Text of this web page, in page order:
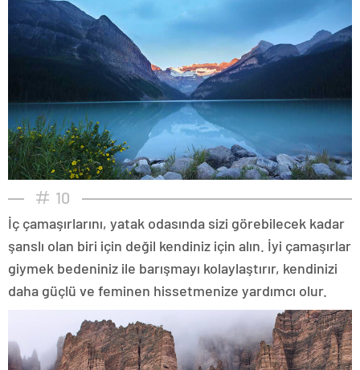
10
İç çamaşırlarını, yatak odasında sizi görebilecek kadar
şanslı olan biri için değil kendiniz için alın. İyi çamaşırlar
giymek bedeniniz ile barışmayı kolaylaştırır, kendinizi
daha güçlü ve feminen hissetmenize yardımcı olur.